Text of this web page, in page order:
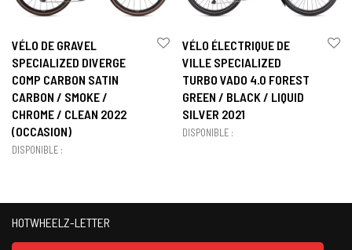
VÉLO DE GRAVEL
SPECIALIZED DIVERGE
COMP CARBON SATIN
CARBON / SMOKE /
CHROME / CLEAN 2022
(OCCASION)
DISPONIBLE :
VÉLO ÉLECTRIQUE DE
VILLE SPECIALIZED
TURBO VADO 4.0 FOREST
GREEN / BLACK / LIQUID
SILVER 2021
DISPONIBLE :
HOTWHEELZ-LETTER